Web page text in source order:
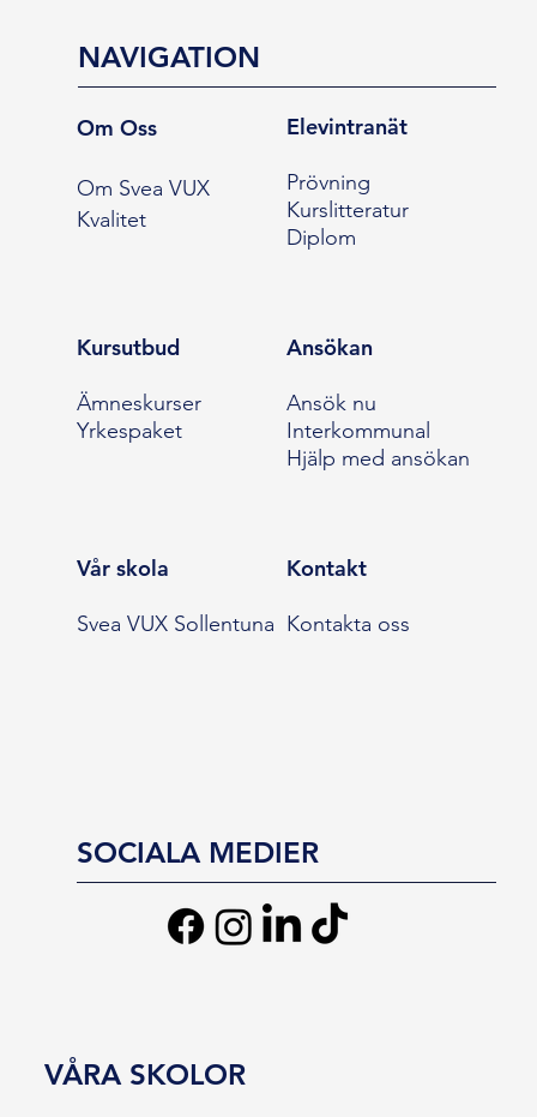
NAVIGATION
Om Oss
Om Svea VUX
Kvalitet
Elevintranät
Prövning
Kurslitteratur
Diplom
Kursutbud
Ämneskurser
Yrkespaket
Ansökan
Ansök nu
Interkommunal
Hjälp med ansökan
Vår skola
Svea VUX Sollentuna
Kontakt
Kontakta oss
SOCIALA MEDIER
VÅRA SKOLOR